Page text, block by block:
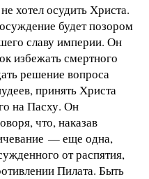
хотел осудить Христа.
будет позором
славу империи. Он
избежать смертного
решение вопроса
принять Христа
на Пасху. Он
что, наказав
— еще одна,
от распятия,
Пилата. Быть